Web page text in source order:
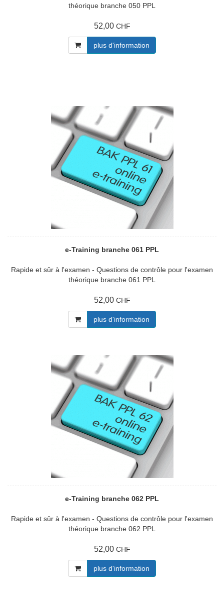
théorique branche 050 PPL
52,00 CHF
plus d'information
e-Training branche 061 PPL
Rapide et sûr à l'examen - Questions de contrôle pour l'examen
théorique branche 061 PPL
52,00 CHF
plus d'information
e-Training branche 062 PPL
Rapide et sûr à l'examen - Questions de contrôle pour l'examen
théorique branche 062 PPL
52,00 CHF
plus d'information